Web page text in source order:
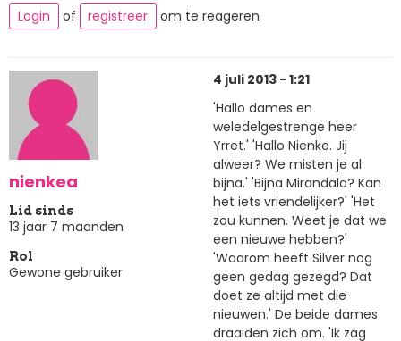
Login of registreer om te reageren
nienkea
Lid sinds
13 jaar 7 maanden
Rol
Gewone gebruiker
4 juli 2013 - 1:21
'Hallo dames en
weledelgestrenge heer
Yrret.' 'Hallo Nienke. Jij
alweer? We misten je al
bijna.' 'Bijna Mirandala? Kan
het iets vriendelijker?' 'Het
zou kunnen. Weet je dat we
een nieuwe hebben?'
'Waarom heeft Silver nog
geen gedag gezegd? Dat
doet ze altijd met die
nieuwen.' De beide dames
draaiden zich om. 'Ik zag